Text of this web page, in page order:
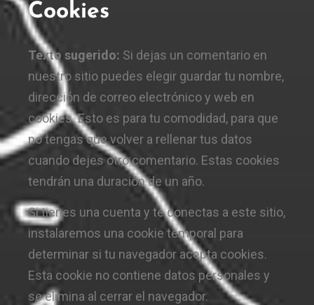
Cookies
Texto sugerido: Si dejas un comentario en
nuestro sitio puedes elegir guardar tu nombre,
dirección de correo electrónico y web en
cookies. Esto es para tu comodidad, para que
no tengas que volver a rellenar tus datos
cuando dejes otro comentario. Estas cookies
tendrán una duración de un año.
Si tienes una cuenta y te conectas a este sitio,
instalaremos una cookie temporal para
determinar si tu navegador acepta cookies.
Esta cookie no contiene datos personales y
se elimina al cerrar el navegador.